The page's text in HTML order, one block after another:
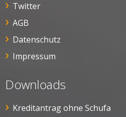
Twitter
AGB
Datenschutz
Impressum
Downloads
Kreditantrag ohne Schufa